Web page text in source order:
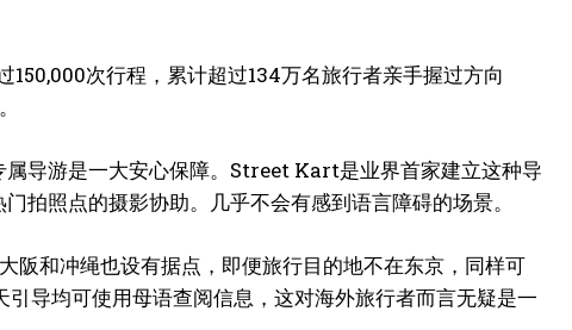
次行程，累计超过134万名旅行者亲手握过方向
导游是一大安心保障。Street Kart是业界首家建立这种导
拍照点的摄影协助。几乎不会有感到语言障碍的场景。
阪和冲绳也设有据点，即便旅行目的地不在东京，同样可
导均可使用母语查阅信息，这对海外旅行者而言无疑是一